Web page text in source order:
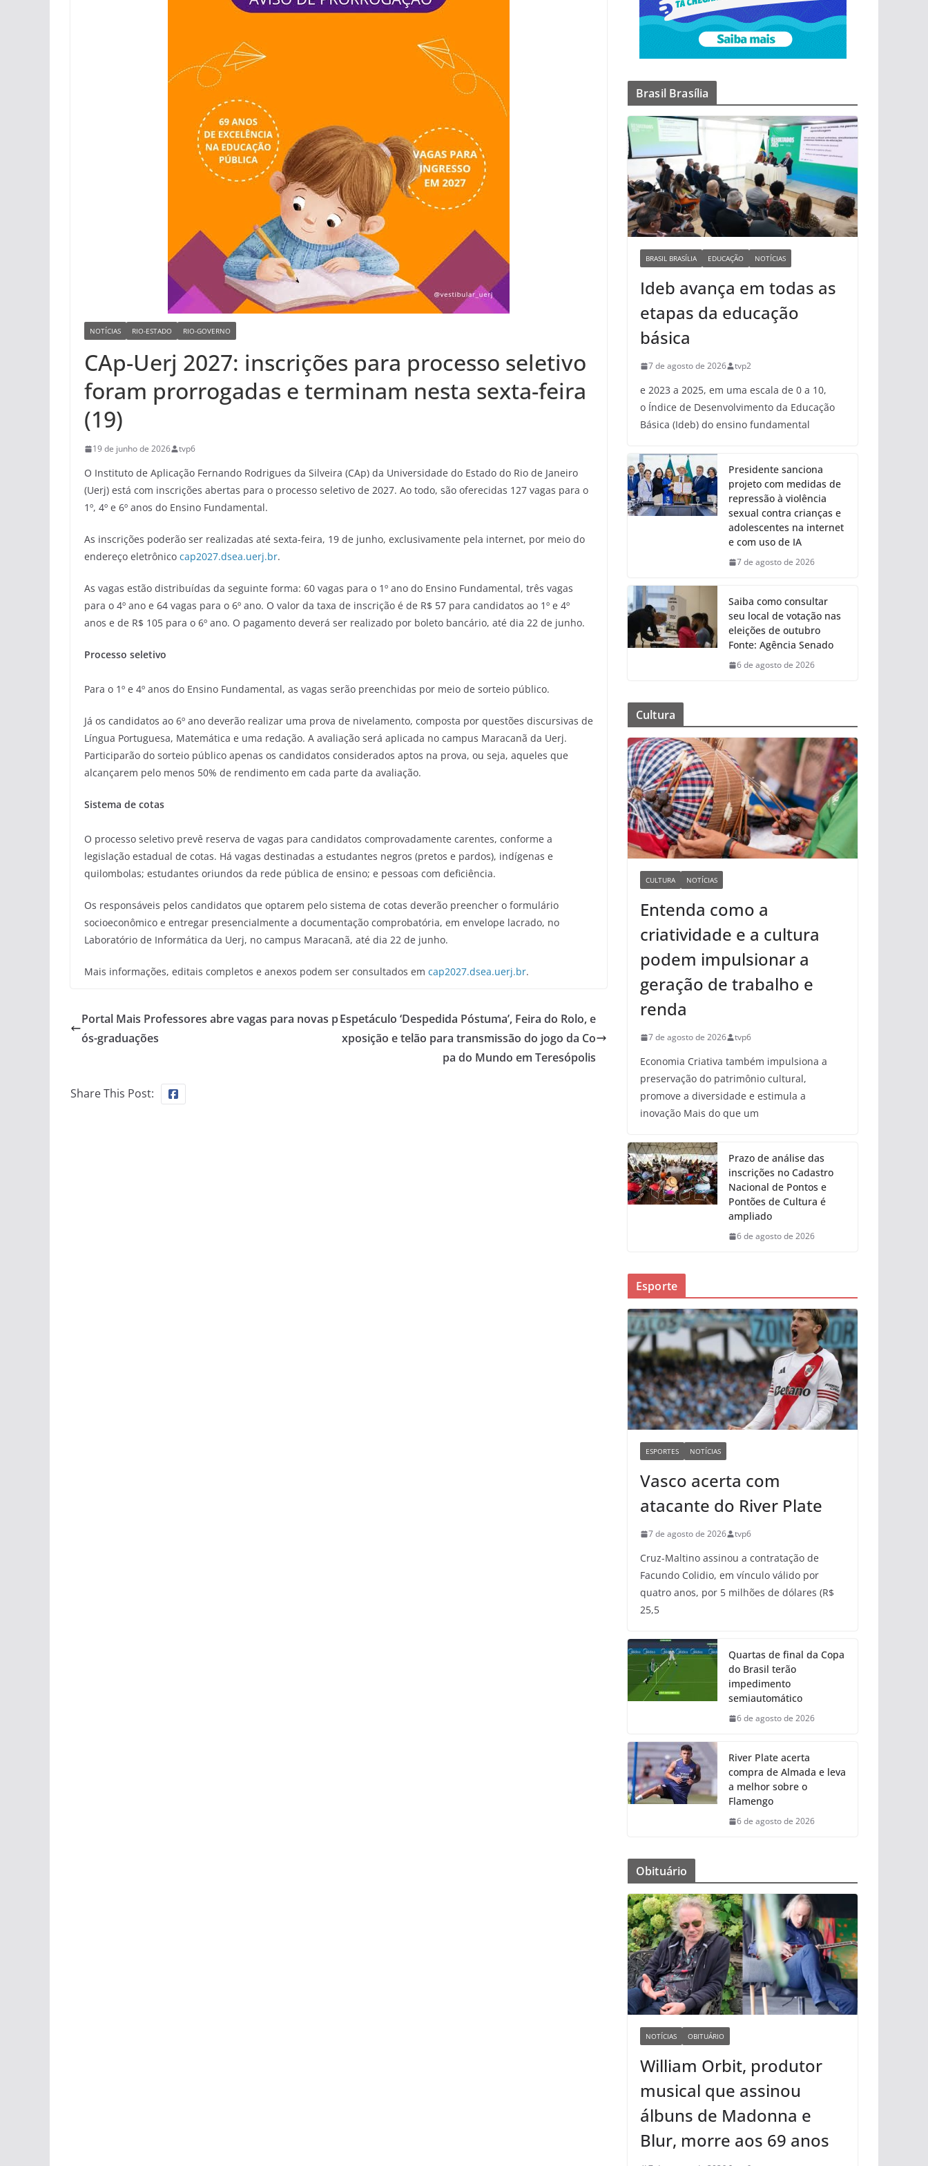
NOTÍCIAS RIO-ESTADO RIO-GOVERNO
CAp-Uerj 2027: inscrições para processo seletivo
foram prorrogadas e terminam nesta sexta-feira
(19)
19 de junho de 2026 tvp6
O Instituto de Aplicação Fernando Rodrigues da Silveira (CAp) da Universidade do Estado do Rio de Janeiro
(Uerj) está com inscrições abertas para o processo seletivo de 2027. Ao todo, são oferecidas 127 vagas para o
1º, 4º e 6º anos do Ensino Fundamental.
As inscrições poderão ser realizadas até sexta-feira, 19 de junho, exclusivamente pela internet, por meio do
endereço eletrônico cap2027.dsea.uerj.br.
As vagas estão distribuídas da seguinte forma: 60 vagas para o 1º ano do Ensino Fundamental, três vagas
para o 4º ano e 64 vagas para o 6º ano. O valor da taxa de inscrição é de R$ 57 para candidatos ao 1º e 4º
anos e de R$ 105 para o 6º ano. O pagamento deverá ser realizado por boleto bancário, até dia 22 de junho.
Processo seletivo
Para o 1º e 4º anos do Ensino Fundamental, as vagas serão preenchidas por meio de sorteio público.
Já os candidatos ao 6º ano deverão realizar uma prova de nivelamento, composta por questões discursivas de
Língua Portuguesa, Matemática e uma redação. A avaliação será aplicada no campus Maracanã da Uerj.
Participarão do sorteio público apenas os candidatos considerados aptos na prova, ou seja, aqueles que
alcançarem pelo menos 50% de rendimento em cada parte da avaliação.
Sistema de cotas
O processo seletivo prevê reserva de vagas para candidatos comprovadamente carentes, conforme a
legislação estadual de cotas. Há vagas destinadas a estudantes negros (pretos e pardos), indígenas e
quilombolas; estudantes oriundos da rede pública de ensino; e pessoas com deficiência.
Os responsáveis pelos candidatos que optarem pelo sistema de cotas deverão preencher o formulário
socioeconômico e entregar presencialmente a documentação comprobatória, em envelope lacrado, no
Laboratório de Informática da Uerj, no campus Maracanã, até dia 22 de junho.
Mais informações, editais completos e anexos podem ser consultados em cap2027.dsea.uerj.br.
Portal Mais Professores abre vagas para novas p
ós-graduações
Espetáculo ‘Despedida Póstuma’, Feira do Rolo, e
xposição e telão para transmissão do jogo da Co
pa do Mundo em Teresópolis
Share This Post:
Brasil Brasília
BRASIL BRASÍLIA EDUCAÇÃO NOTÍCIAS
Ideb avança em todas as
etapas da educação
básica
7 de agosto de 2026 tvp2
e 2023 a 2025, em uma escala de 0 a 10,
o Índice de Desenvolvimento da Educação
Básica (Ideb) do ensino fundamental
Presidente sanciona
projeto com medidas de
repressão à violência
sexual contra crianças e
adolescentes na internet
e com uso de IA
7 de agosto de 2026
Saiba como consultar
seu local de votação nas
eleições de outubro
Fonte: Agência Senado
6 de agosto de 2026
Cultura
CULTURA NOTÍCIAS
Entenda como a
criatividade e a cultura
podem impulsionar a
geração de trabalho e
renda
7 de agosto de 2026 tvp6
Economia Criativa também impulsiona a
preservação do patrimônio cultural,
promove a diversidade e estimula a
inovação Mais do que um
Prazo de análise das
inscrições no Cadastro
Nacional de Pontos e
Pontões de Cultura é
ampliado
6 de agosto de 2026
Esporte
ESPORTES NOTÍCIAS
Vasco acerta com
atacante do River Plate
7 de agosto de 2026 tvp6
Cruz-Maltino assinou a contratação de
Facundo Colidio, em vínculo válido por
quatro anos, por 5 milhões de dólares (R$
25,5
Quartas de final da Copa
do Brasil terão
impedimento
semiautomático
6 de agosto de 2026
River Plate acerta
compra de Almada e leva
a melhor sobre o
Flamengo
6 de agosto de 2026
Obituário
NOTÍCIAS OBITUÁRIO
William Orbit, produtor
musical que assinou
álbuns de Madonna e
Blur, morre aos 69 anos